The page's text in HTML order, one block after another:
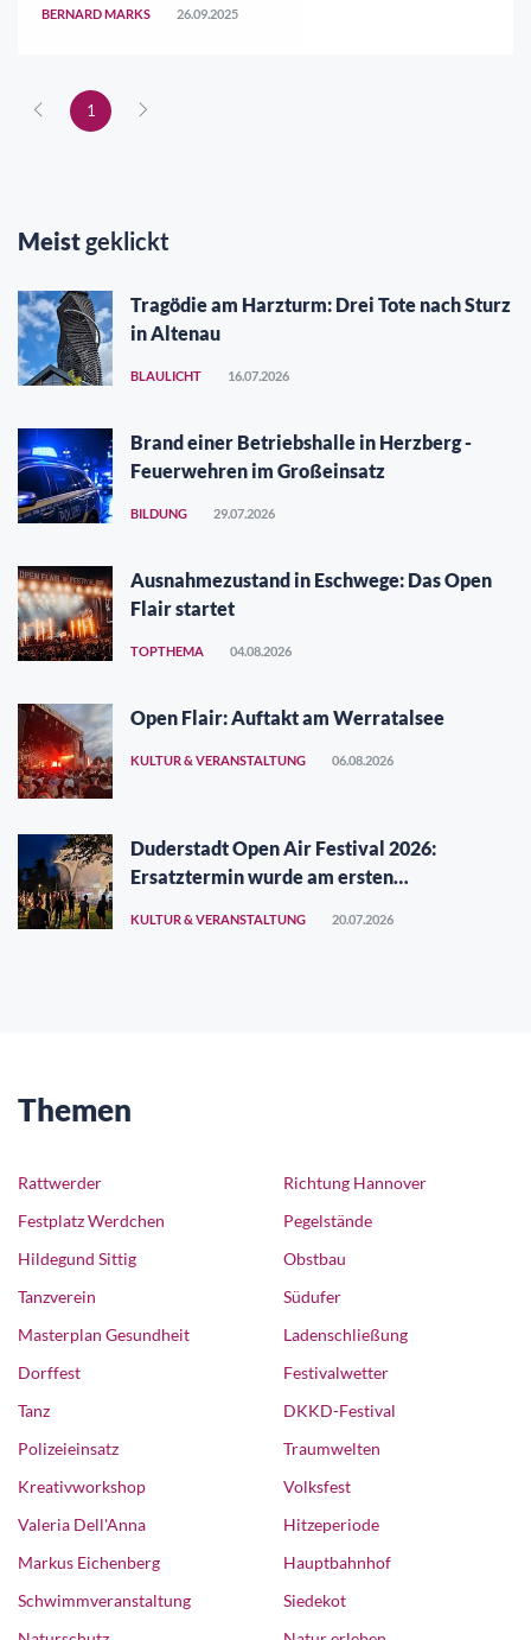
BERNARD MARKS 26.09.2025
1
Meistgeklickt
Tragödie am Harzturm: Drei Tote nach Sturz
in Altenau
BLAULICHT 16.07.2026
Brand einer Betriebshalle in Herzberg -
Feuerwehren im Großeinsatz
BILDUNG 29.07.2026
Ausnahmezustand in Eschwege: Das Open
Flair startet
TOPTHEMA 04.08.2026
Open Flair: Auftakt am Werratalsee
KULTUR & VERANSTALTUNG 06.08.2026
Duderstadt Open Air Festival 2026:
Ersatztermin wurde am ersten
KULTUR & VERANSTALTUNG 20.07.2026
Themen
Rattwerder
Festplatz Werdchen
Hildegund Sittig
Tanzverein
Masterplan Gesundheit
Dorffest
Tanz
Polizeieinsatz
Kreativworkshop
Richtung Hannover
Pegelstände
Obstbau
Südufer
Ladenschließung
Festivalwetter
DKKD-Festival
Traumwelten
Volksfest
Valeria Dell'Anna
Markus Eichenberg
Schwimmveranstaltung
Hitzeperiode
Hauptbahnhof
Siedekot